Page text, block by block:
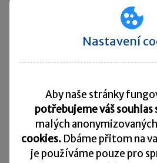
odvodu zdravotního pojištění.
odvádí pouze v případě, že příjem
dosáhne rozhodné částky pro
pojištění. Pro rok 2026 je tato
mzdy vyplácí zaměstnavatel,
Pravidla vycházejí ze zákona o
a souvisejících předpisů.
Rychlé zprávy ►
Nastavení
Aby naše stránky
potřebujeme váš souhlas
malých
cookies. Dbáme přitom na
je používáme pouze pro